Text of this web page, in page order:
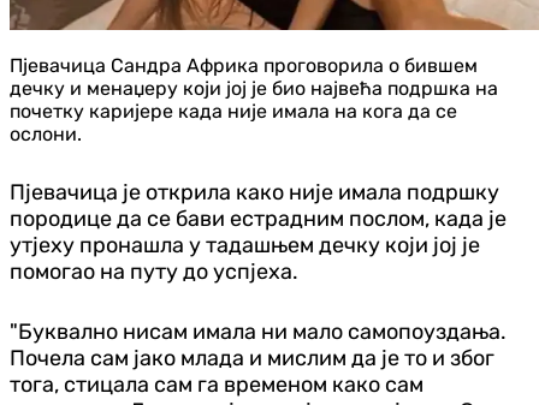
Пјевачица Сандра Африка проговорила о бившем
дечку и менаџеру који јој је био највећа подршка на
почетку каријере када није имала на кога да се
ослони.
Пјевачица је открила како није имала подршку
породице да се бави естрадним послом, када је
утјеху пронашла у тадашњем дечку који јој је
помогао на путу до успјеха.
"Буквално нисам имала ни мало самопоуздања.
Почела сам јако млада и мислим да је то и због
тога, стицала сам га временом како сам